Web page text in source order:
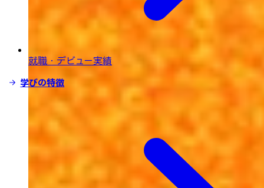
就職・デビュー実績
学びの特徴